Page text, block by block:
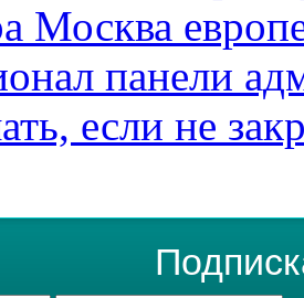
Москва
панели
если не